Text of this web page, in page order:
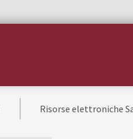
Risorse elettroniche